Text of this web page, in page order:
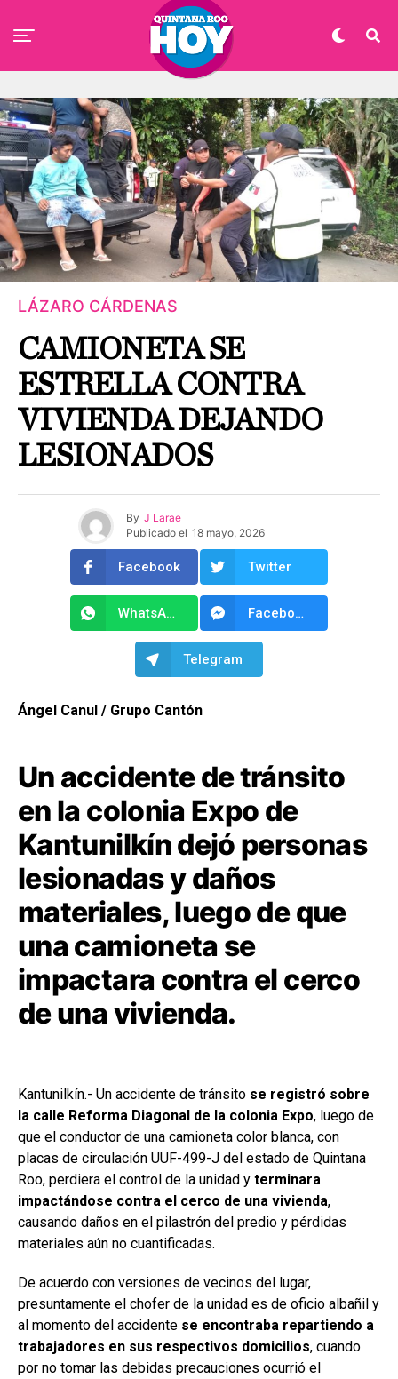
LÁZARO CÁRDENAS
CAMIONETA SE
ESTRELLA CONTRA
VIVIENDA DEJANDO
LESIONADOS
By J Larae
Publicado el 18 mayo, 2026
Facebook Twitter
WhatsApp Facebook Messenger
Telegram
Ángel Canul / Grupo Cantón
Un accidente de tránsito
en la colonia Expo de
Kantunilkín dejó personas
lesionadas y daños
materiales, luego de que
una camioneta se
impactara contra el cerco
de una vivienda.
Kantunilkín.- Un accidente de tránsito se registró sobre
la calle Reforma Diagonal de la colonia Expo, luego de
que el conductor de una camioneta color blanca, con
placas de circulación UUF-499-J del estado de Quintana
Roo, perdiera el control de la unidad y terminara
impactándose contra el cerco de una vivienda,
causando daños en el pilastrón del predio y pérdidas
materiales aún no cuantificadas.
De acuerdo con versiones de vecinos del lugar,
presuntamente el chofer de la unidad es de oficio albañil y
al momento del accidente se encontraba repartiendo a
trabajadores en sus respectivos domicilios, cuando
por no tomar las debidas precauciones ocurrió el